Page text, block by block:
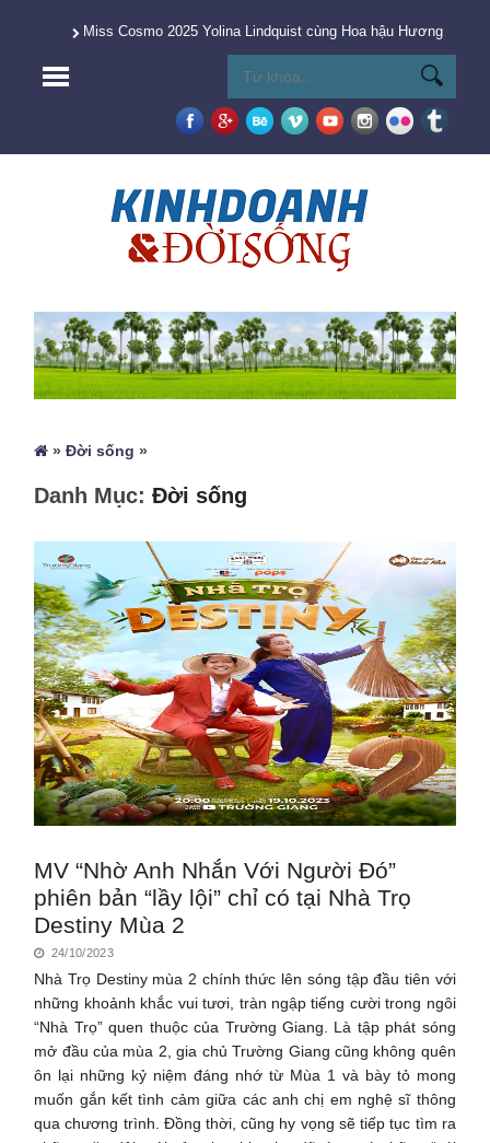
Miss Cosmo 2025 Yolina Lindquist cùng Hoa hậu Hương
»Đời sống »
Danh Mục:Đời sống
MV “Nhờ Anh Nhắn Với Người Đó”
phiên bản “lầy lội” chỉ có tại Nhà Trọ
Destiny Mùa 2
24/10/2023
Nhà Trọ Destiny mùa 2 chính thức lên sóng tập đầu tiên với
những khoảnh khắc vui tươi, tràn ngập tiếng cười trong ngôi
“Nhà Trọ” quen thuộc của Trường Giang. Là tập phát sóng
mở đầu của mùa 2, gia chủ Trường Giang cũng không quên
ôn lại những kỷ niệm đáng nhớ từ Mùa 1 và bày tỏ mong
muốn gắn kết tình cảm giữa các anh chị em nghệ sĩ thông
qua chương trình. Đồng thời, cũng hy vọng sẽ tiếp tục tìm ra